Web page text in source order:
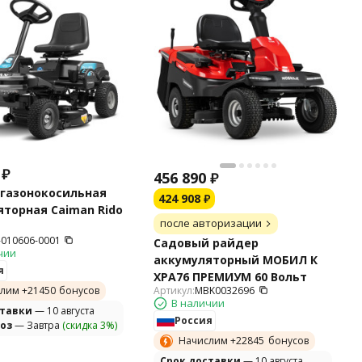
₽
Caiman Rido
0001
+21450 бонусов
— 10 августа
— Завтра (скидка 3%)
456 890 ₽
424 908 ₽
после авторизации
Садовый райдер
аккумуляторный МОБИЛ К
XPA76 ПРЕМИУМ 60 Вольт
Артикул:MBK0032696
В наличии
Россия
Начислим +22845 бонусов